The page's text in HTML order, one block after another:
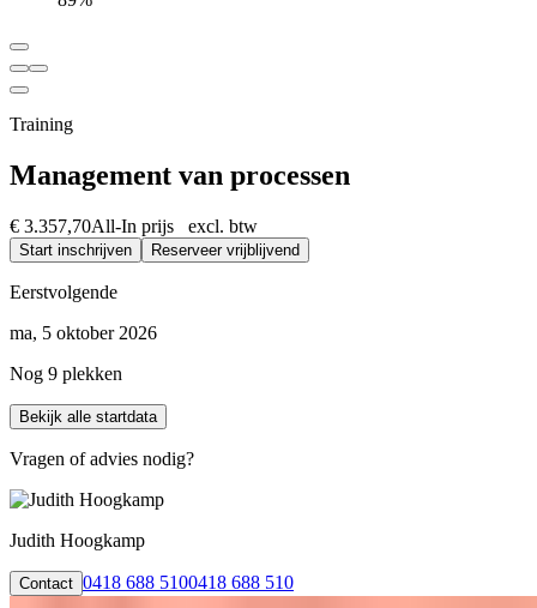
Training
Management van processen
€ 3.357,70All-In prijs excl. btw
Start inschrijven Reserveer vrijblijvend
Eerstvolgende
ma, 5 oktober 2026
Nog 9 plekken
Bekijk alle startdata
Vragen of advies nodig?
Judith Hoogkamp
Contact 0418 688 5100418 688 510